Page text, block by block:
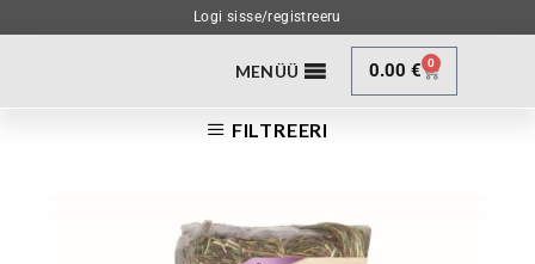
Logi sisse/registreeru
MENÜÜ 0.00€ 0
FILTREERI